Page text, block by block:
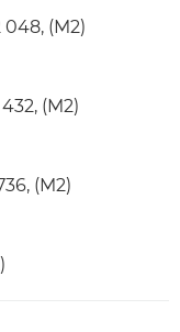
048, (M2)
(M2)
(M2)